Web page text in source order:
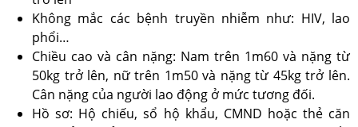
Không mắc các bệnh truyền nhiễm như: HIV, lao
phổi…
Chiều cao và cân nặng: Nam trên 1m60 và nặng từ
50kg trở lên, nữ trên 1m50 và nặng từ 45kg trở lên.
Cân nặng của người lao động ở mức tương đối.
Hồ sơ: Hộ chiếu, sổ hộ khẩu, CMND hoặc thẻ căn